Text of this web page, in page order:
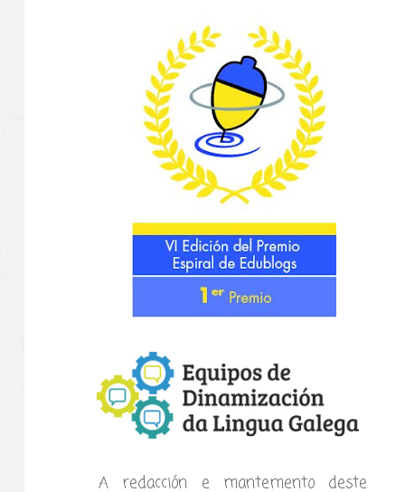
A redacción e mantemento deste